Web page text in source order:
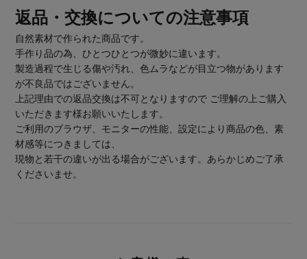
返品・交換についての注意事項
自然素材で作られた商品です。
手作り品の為、ひとつひとつが微妙に違います。
製造過程で生じる傷や汚れ、色ムラなどが目立つ物があります
が不良品ではございません。
上記理由での返品交換は不可となりますので ご理解の上ご購入
いただきます様お願いいたします。
ご利用のブラウザ、モニターの性能、設定により商品の色、素
材感等につきましては、
現物と若干の違いが出る場合がございます。あらかじめご了承
くださいませ。